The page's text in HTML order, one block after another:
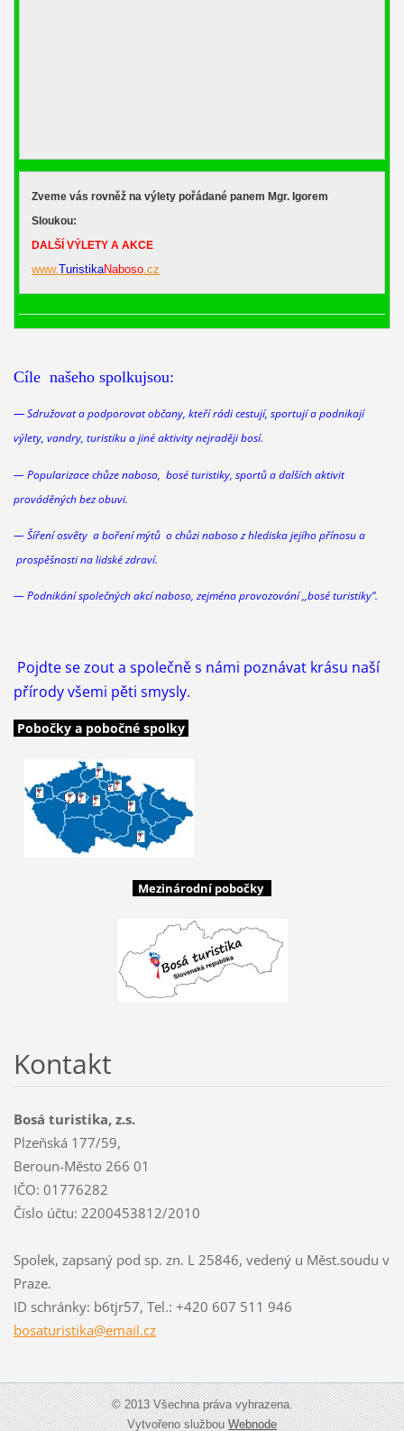
Zveme vás rovněž na výlety pořádané panem Mgr. Igorem
Sloukou:
DALŠÍ VÝLETY A AKCE
www.TuristikaNaboso.cz
Cíle našeho spolkujsou:
—Sdružovat a podporovat občany, kteří rádi cestují, sportují a podnikají
výlety, vandry, turistiku a jiné aktivity nejraději bosí.
— Popularizace chůze naboso, bosé turistiky, sportů a dalších aktivit
prováděných bez obuvi.
— Šíření osvěty a boření mýtů o chůzinabosoz hlediska jejího přínosu a
prospěšnosti na lidské zdraví.
— Podnikání společných akcínaboso, zejména provozování ,,bosé turistiky“.
Pojdte se zout a společně s námi poznávat krásu naší
přírody všemi pěti smysly.
Pobočky a pobočné spolky
Mezinárodní pobočky
Kontakt
Bosá turistika, z.s.
Plzeňská 177/59,
Beroun-Město 266 01
IČO: 01776282
Číslo účtu: 2200453812/2010
Spolek, zapsaný pod sp. zn. L 25846, vedený u Měst.soudu v
Praze.
ID schránky: b6tjr57, Tel.: +420 607 511 946
bosaturistika@email.cz
© 2013 Všechna práva vyhrazena.
Vytvořeno službouWebnode